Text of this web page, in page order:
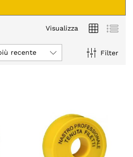
Visualizza
Filter
recente